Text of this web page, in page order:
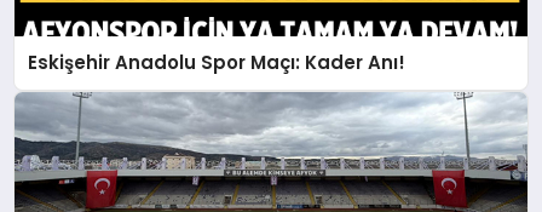
Eskişehir Anadolu Spor Maçı: Kader Anı!